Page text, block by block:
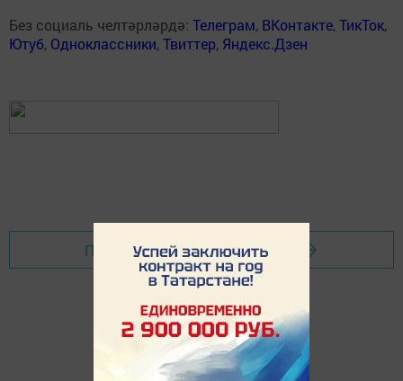
Без социаль челтәрләрдә: Телеграм, ВКонтакте,ТикТок,
Ютуб, Одноклассники,Твиттер, Яндекс.Дзен
Перейти на страницу новости